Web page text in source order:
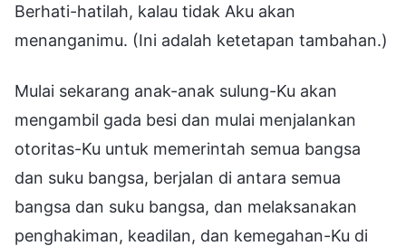
Berhati-hatilah, kalau tidak Aku akan
menanganimu. (Ini adalah ketetapan tambahan.)
Mulai sekarang anak-anak sulung-Ku akan
mengambil gada besi dan mulai menjalankan
otoritas-Ku untuk memerintah semua bangsa
dan suku bangsa, berjalan di antara semua
bangsa dan suku bangsa, dan melaksanakan
penghakiman, keadilan, dan kemegahan-Ku di